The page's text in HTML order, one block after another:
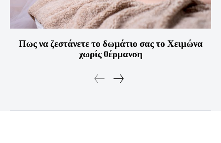
Πως να ζεστάνετε το δωμάτιο σας το Χειμώνα
χωρίς θέρμανση